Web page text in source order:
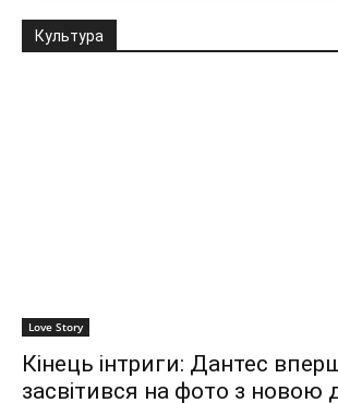
Культура
Love Story
Кінець інтриги: Дантес
засвітився на фото з новою